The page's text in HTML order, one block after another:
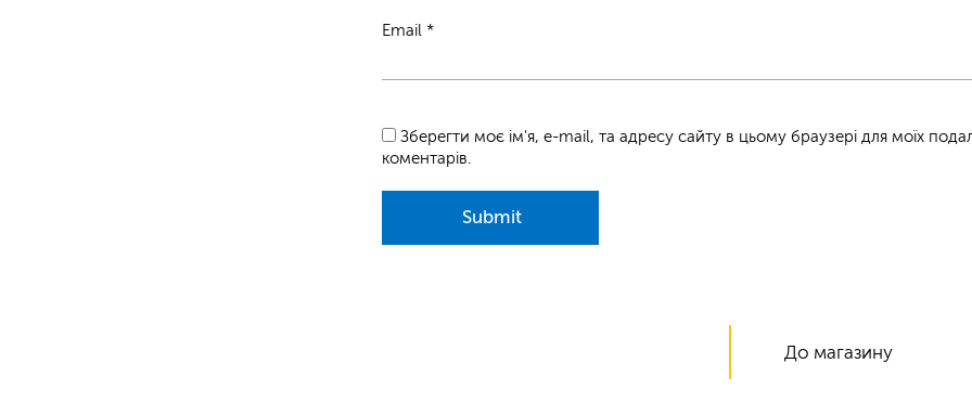
Email *
Зберегти моє ім'я, e-mail, та адресу сайту в цьому браузері для моїх
коментарів.
Submit
До магазину